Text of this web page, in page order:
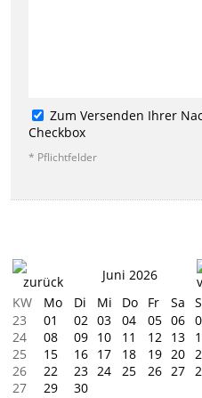
Zum Versenden Ihrer
Checkbox
* Pflichtfelder
Juni 2026
KW
Mo Di Mi Do Fr Sa
23
01 02 03 04 05 06
24
08 09 10 11 12 13
25
15 16 17 18 19 20
26
22 23 24 25 26 27
27
29 30